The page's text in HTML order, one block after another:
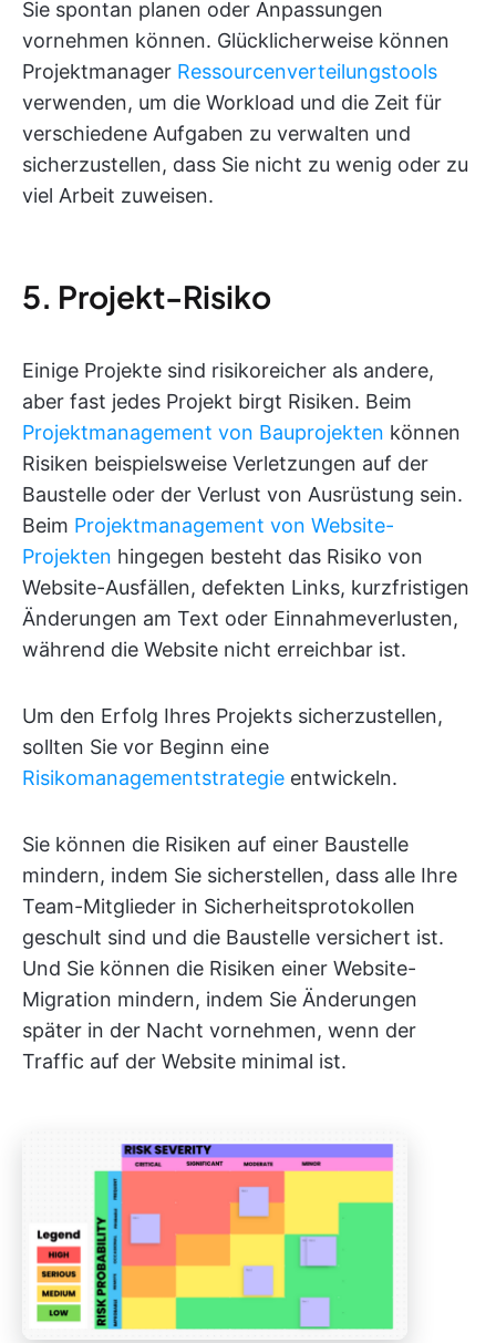
Sie spontan planen oder Anpassungen
vornehmen können. Glücklicherweise können
Projektmanager Ressourcenverteilungstools
verwenden, um die Workload und die Zeit für
verschiedene Aufgaben zu verwalten und
sicherzustellen, dass Sie nicht zu wenig oder zu
viel Arbeit zuweisen.
5. Projekt-Risiko
Einige Projekte sind risikoreicher als andere,
aber fast jedes Projekt birgt Risiken. Beim
Projektmanagement von Bauprojekten können
Risiken beispielsweise Verletzungen auf der
Baustelle oder der Verlust von Ausrüstung sein.
Beim Projektmanagement von Website-
Projekten hingegen besteht das Risiko von
Website-Ausfällen, defekten Links, kurzfristigen
Änderungen am Text oder Einnahmeverlusten,
während die Website nicht erreichbar ist.
Um den Erfolg Ihres Projekts sicherzustellen,
sollten Sie vor Beginn eine
Risikomanagementstrategie entwickeln.
Sie können die Risiken auf einer Baustelle
mindern, indem Sie sicherstellen, dass alle Ihre
Team-Mitglieder in Sicherheitsprotokollen
geschult sind und die Baustelle versichert ist.
Und Sie können die Risiken einer Website-
Migration mindern, indem Sie Änderungen
später in der Nacht vornehmen, wenn der
Traffic auf der Website minimal ist.